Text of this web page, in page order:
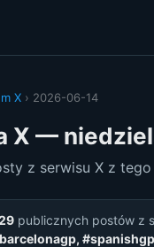
X › 2026-06-14
X —
z serwisu X z
publicznych postów z
#spanishgp